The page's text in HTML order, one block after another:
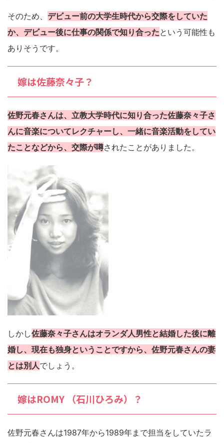
そのため、 デビュー前の大学生時代から交際をしていた
か、デビュー後に仕事の関係で知り合ったという可能性も
ありそうです。
嫁は佐藤奈々子？
佐野元春さんは、立教大学時代に知り合った佐藤奈々子さ
んに音楽についてレクチャーし、一緒に音楽活動をしてい
たことなどから、交際が噂されたことがありました。
しかし佐藤奈々子さんはオランダ人男性と結婚した後に離
婚し、現在も独身ということですから、佐野元春さんの妻
とは別人でしょう。
嫁はROMY （石川ひろみ）？
佐野元春さんは1987年から1989年まで担当をしていたラ